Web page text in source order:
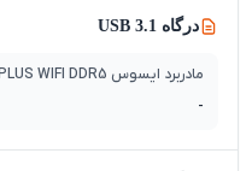
درگاه USB 3.1
مادربرد ایسوس TUF GAMING B860-PLUS WIFI DDR5
-